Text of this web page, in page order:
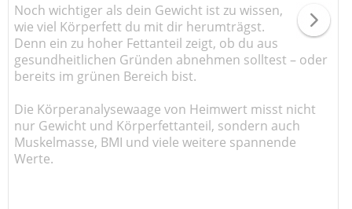
Noch wichtiger als dein Gewicht ist zu wissen,
wie viel Körperfett du mit dir herumträgst.
Denn ein zu hoher Fettanteil zeigt, ob du aus
gesundheitlichen Gründen abnehmen solltest – oder
bereits im grünen Bereich bist.
Die Körperanalysewaage von Heimwert misst nicht
nur Gewicht und Körperfettanteil, sondern auch
Muskelmasse, BMI und viele weitere spannende
Werte.